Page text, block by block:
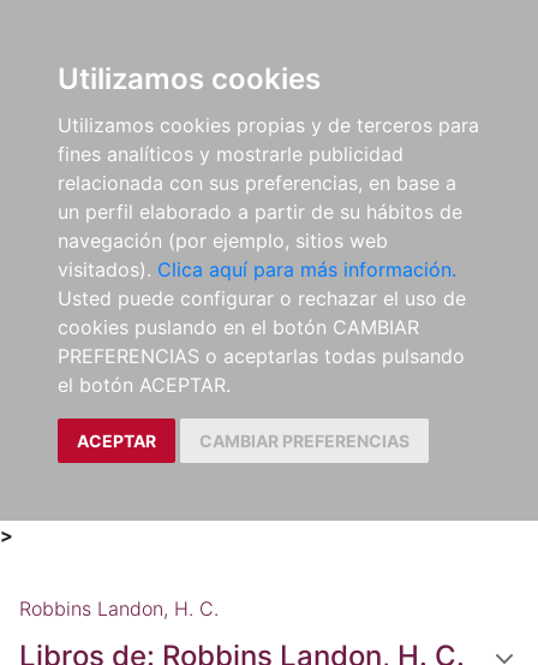
Utilizamos cookies
Utilizamos cookies propias y de terceros para
fines analíticos y mostrarle publicidad
relacionada con sus preferencias, en base a
un perfil elaborado a partir de su hábitos de
navegación (por ejemplo, sitios web
visitados). Clica aquí para más información.
Usted puede configurar o rechazar el uso de
cookies puslando en el botón CAMBIAR
PREFERENCIAS o aceptarlas todas pulsando
el botón ACEPTAR.
ACEPTAR CAMBIAR PREFERENCIAS
>
Robbins Landon, H. C.
Libros de: Robbins Landon, H. C.